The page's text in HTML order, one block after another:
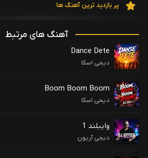
پر بازدید ترین آهنگ ها
آهنگ های مرتبط
Dance Dete
دیجی اسکا
Boom Boom Boom
دیحی اسکا
وایبلند 1
دیجی آریون